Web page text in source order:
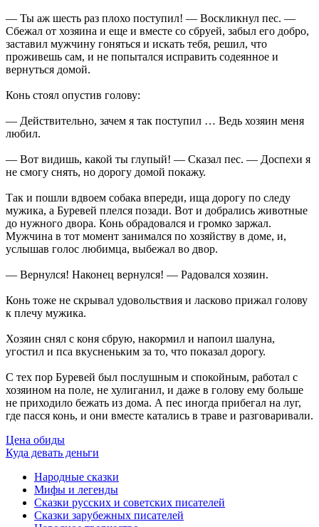
— Ты аж шесть раз плохо поступил! — Воскликнул пес. —
Сбежал от хозяина и еще и вместе со сбруей, забыл его добро,
заставил мужчину гоняться и искать тебя, решил, что
проживешь сам, и не попытался исправить содеянное и
вернуться домой.
Конь стоял опустив голову:
— Действительно, зачем я так поступил … Ведь хозяин меня
любил.
— Вот видишь, какой ты глупый! — Сказал пес. — Доспехи я
не смогу снять, но дорогу домой покажу.
Так и пошли вдвоем собака впереди, ища дорогу по следу
мужика, а Буревей плелся позади. Вот и добрались животные
до нужного двора. Конь обрадовался и громко заржал.
Мужчина в тот момент занимался по хозяйству в доме, и,
услышав голос любимца, выбежал во двор.
— Вернулся! Наконец вернулся! — Радовался хозяин.
Конь тоже не скрывал удовольствия и ласково прижал голову
к плечу мужика.
Хозяин снял с коня сбрую, накормил и напоил шалуна,
угостил и пса вкусненьким за то, что показал дорогу.
С тех пор Буревей был послушным и спокойным, работал с
хозяином на поле, не хулиганил, и даже в голову ему больше
не приходило бежать из дома. А пес иногда прибегал на луг,
где пасся конь, и они вместе катались в траве и разговаривали.
Цена обиды
Куда девать деньги
Народные сказки
Мифы и легенды
Сказки русских и советских писателей
Сказки зарубежных писателей